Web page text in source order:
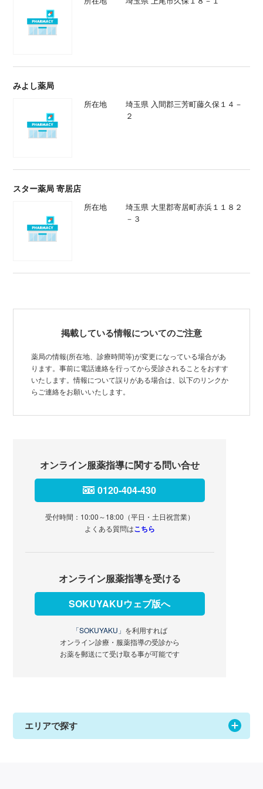
みよし薬局
所在地
埼玉県 入間郡三芳町藤久保１４－
２
スター薬局 寄居店
所在地
埼玉県 大里郡寄居町赤浜１１８２
－３
掲載している情報についてのご注意
薬局の情報(所在地、診療時間等)が変更になっている場合があ
ります。事前に電話連絡を行ってから受診されることをおすす
いたします。情報について誤りがある場合は、以下のリンクか
らご連絡をお願いいたします。
オンライン服薬指導に関する問い合せ
0120-404-430
受付時間：10:00～18:00（平日・土日祝営業）
よくある質問はこちら
オンライン服薬指導を受ける
SOKUYAKUウェブ版へ
「SOKUYAKU」 を利用すれば
オンライン診療・服薬指導の受診から
お薬を郵送にて受け取る事が可能です
エリアで探す